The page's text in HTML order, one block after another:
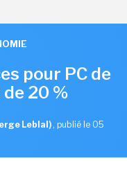
pour PC de
20 %
Leblal) , publié le 05